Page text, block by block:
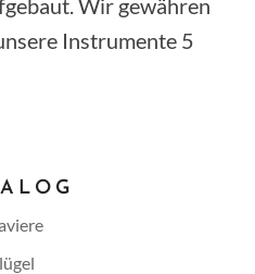
Wir gewähren
Instrumente 5